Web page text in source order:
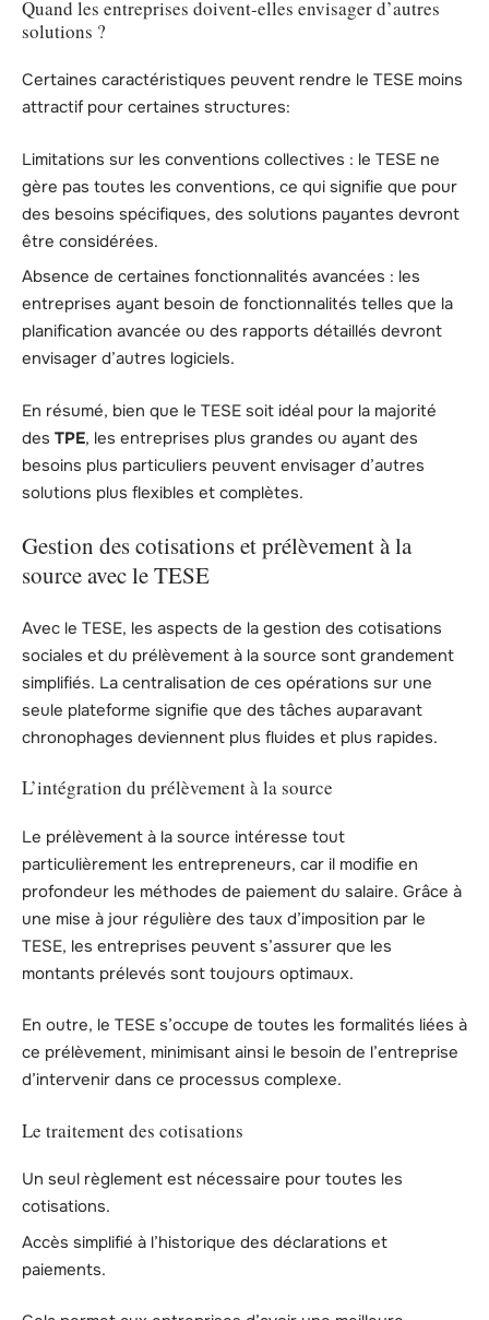
Quand les entreprises doivent-elles envisager d’autres
solutions ?
Certaines caractéristiques peuvent rendre le TESE moins
attractif pour certaines structures:
Limitations sur les conventions collectives : le TESE ne
gère pas toutes les conventions, ce qui signifie que pour
des besoins spécifiques, des solutions payantes devront
être considérées.
Absence de certaines fonctionnalités avancées : les
entreprises ayant besoin de fonctionnalités telles que la
planification avancée ou des rapports détaillés devront
envisager d’autres logiciels.
En résumé, bien que le TESE soit idéal pour la majorité
des TPE, les entreprises plus grandes ou ayant des
besoins plus particuliers peuvent envisager d’autres
solutions plus flexibles et complètes.
Gestion des cotisations et prélèvement à la
source avec le TESE
Avec le TESE, les aspects de la gestion des cotisations
sociales et du prélèvement à la source sont grandement
simplifiés. La centralisation de ces opérations sur une
seule plateforme signifie que des tâches auparavant
chronophages deviennent plus fluides et plus rapides.
L’intégration du prélèvement à la source
Le prélèvement à la source intéresse tout
particulièrement les entrepreneurs, car il modifie en
profondeur les méthodes de paiement du salaire. Grâce à
une mise à jour régulière des taux d’imposition par le
TESE, les entreprises peuvent s’assurer que les
montants prélevés sont toujours optimaux.
En outre, le TESE s’occupe de toutes les formalités liées à
ce prélèvement, minimisant ainsi le besoin de l’entreprise
d’intervenir dans ce processus complexe.
Le traitement des cotisations
Un seul règlement est nécessaire pour toutes les
cotisations.
Accès simplifié à l’historique des déclarations et
paiements.